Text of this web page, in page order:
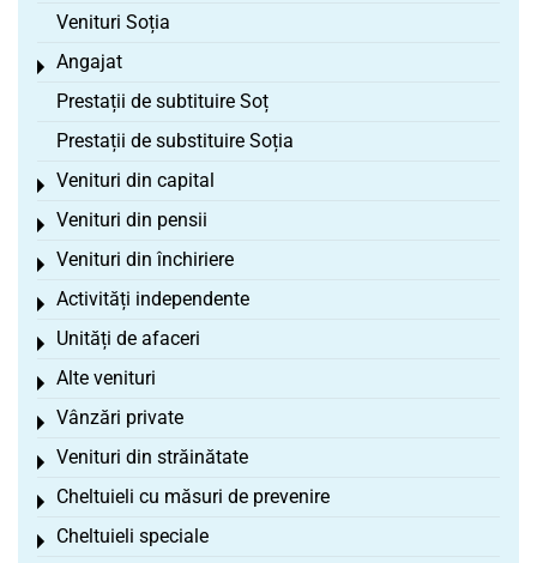
Venituri Soția
Angajat
Toggle menu
Prestații de subtituire Soț
Prestații de substituire Soția
Venituri din capital
Toggle menu
Venituri din pensii
Toggle menu
Venituri din închiriere
Toggle menu
Activități independente
Toggle menu
Unități de afaceri
Toggle menu
Alte venituri
Toggle menu
Vânzări private
Toggle menu
Venituri din străinătate
Toggle menu
Cheltuieli cu măsuri de prevenire
Toggle menu
Cheltuieli speciale
Toggle menu